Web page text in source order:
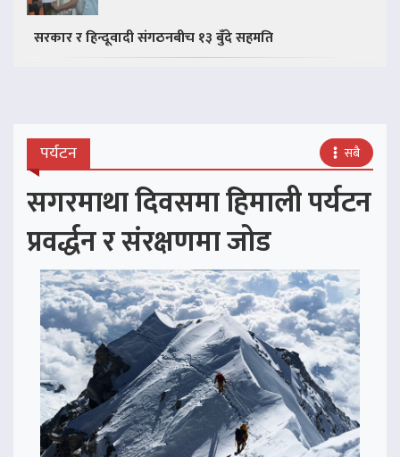
सरकार र हिन्दूवादी संगठनबीच १३ बुँदे सहमति
पर्यटन सबै
सगरमाथा दिवसमा हिमाली पर्यटन
प्रवर्द्धन र संरक्षणमा जोड